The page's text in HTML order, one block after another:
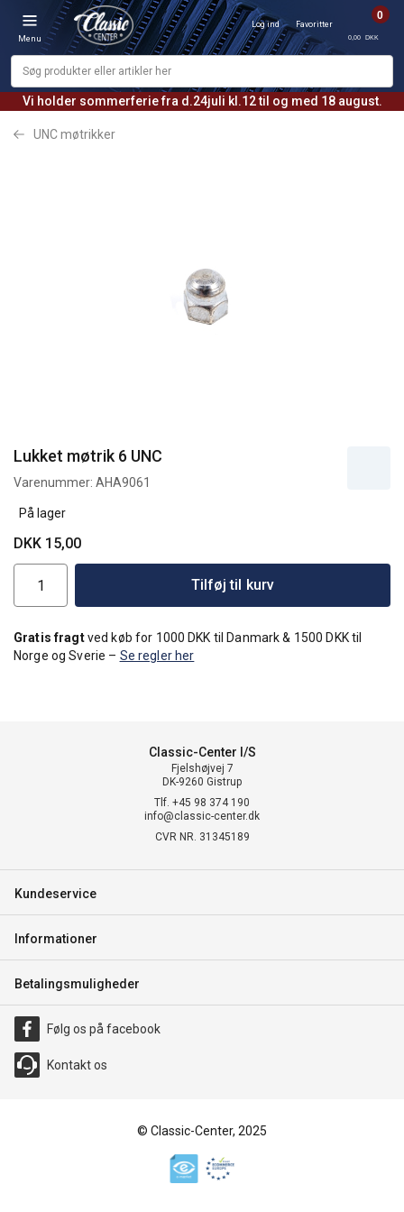
Vi holder sommerferie fra d.24juli kl.12 til og med 18 august.
Menu
Log ind Favoritter
0
0,00 DKK
UNC møtrikker
Lukket møtrik 6 UNC
Varenummer: AHA9061
På lager
DKK 15,00
Tilføj til kurv
Gratis fragtved køb for 1000 DKK til Danmark & 1500 DKK til
Norge og Sverie – Se regler her
Classic-Center I/S
Fjelshøjvej 7
DK-9260 Gistrup
Tlf. +45 98 374 190
info@classic-center.dk
CVR NR. 31345189
Kundeservice
Informationer
Betalingsmuligheder
Følg os på facebook
Kontakt os
© Classic-Center, 2025